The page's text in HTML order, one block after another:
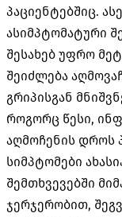
პაციენტებშიც.
ასიმპტომატური
შესახებ უფრო
შეიძლება
გრიპისგან
როგორც წესი,
აღმოჩენის დროს
სიმპტომები
შემთხვევებში
ჯერჯერობით,